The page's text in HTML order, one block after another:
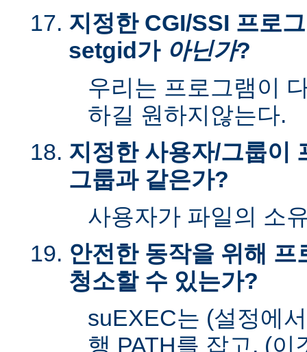
지정한 CGI/SSI 프로
setgid가 아닌가?
우리는 프로그램이
하길 원하지않는다.
지정한 사용자/그룹이
그룹과 같은가?
사용자가 파일의 소
안전한 동작을 위해
청소할 수 있는가?
suEXEC는 (설정에
행 PATH를 잡고, (